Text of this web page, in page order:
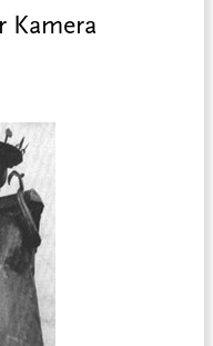
Kamera